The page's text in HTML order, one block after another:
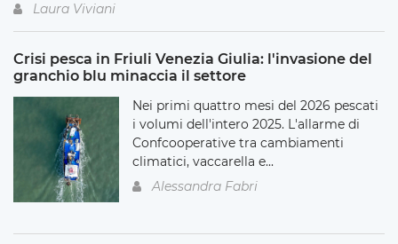
Laura Viviani
Crisi pesca in Friuli Venezia Giulia: l'invasione del
granchio blu minaccia il settore
Nei primi quattro mesi del 2026 pescati
i volumi dell'intero 2025. L'allarme di
Confcooperative tra cambiamenti
climatici, vaccarella e...
Alessandra Fabri